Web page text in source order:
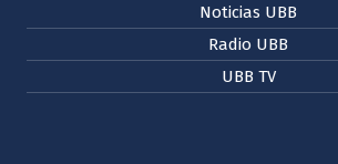
Noticias UBB
Radio UBB
UBB TV